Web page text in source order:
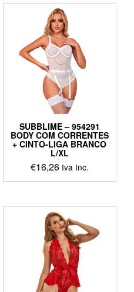
multiple
variants.
The
options
may
be
chosen
on
the
product
page
SUBBLIME – 954291
BODY COM CORRENTES
+ CINTO-LIGA BRANCO
L/XL
€16,26 Iva Inc.